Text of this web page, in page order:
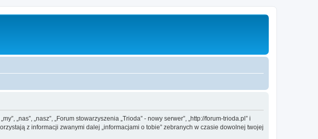
„nas”, „nasz”, „Forum stowarzyszenia „Trioda” - nowy serwer”, „http://forum-trioda.pl” i
z informacji zwanymi dalej „informacjami o tobie” zebranych w czasie dowolnej twojej